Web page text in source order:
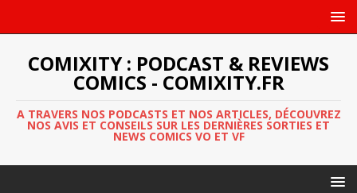
COMIXITY : PODCAST & REVIEWS
COMICS - COMIXITY.FR
A TRAVERS NOS PODCASTS ET NOS ARTICLES, DÉCOUVREZ
NOS AVIS ET CONSEILS SUR LES DERNIÈRES SORTIES ET
NEWS COMICS VO ET VF